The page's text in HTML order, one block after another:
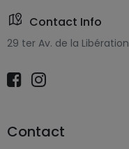
Contact Info
29 ter Av. de la Libération
Contact